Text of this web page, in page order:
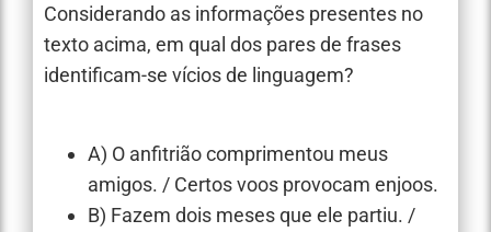
Considerando as informações presentes no
texto acima, em qual dos pares de frases
identificam-se vícios de linguagem?
A) O anfitrião comprimentou meus
amigos. / Certos voos provocam enjoos.
B) Fazem dois meses que ele partiu. /